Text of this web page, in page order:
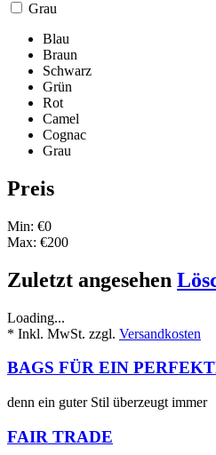
Grau
Blau
Braun
Schwarz
Grün
Rot
Camel
Cognac
Grau
Preis
Min: €0
Max: €200
Zuletzt angesehen
Loading...
* Inkl. MwSt. zzgl. Versandkosten
BAGS FÜR EIN
denn ein guter Stil überzeugt immer
FAIR TRADE